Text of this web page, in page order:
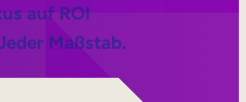
auf ROI
Maßstab.